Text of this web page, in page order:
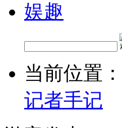
娱趣
当前位置：
记者手记